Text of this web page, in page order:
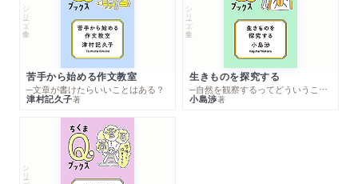
シリーズ・全集
苦手から始める作文教室
─文章が書けたらいいことはある？
津村記久子著
シリーズ・全集
生きものを探究する
─自然を観察するってどういうこと？
小島渉著
シリーズ・全集